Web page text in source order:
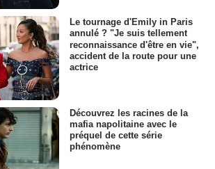
Le tournage d'Emily in Paris
annulé ? "Je suis tellement
reconnaissance d'être en vie",
accident de la route pour une
actrice
Découvrez les racines de la
mafia napolitaine avec le
préquel de cette série
phénomène